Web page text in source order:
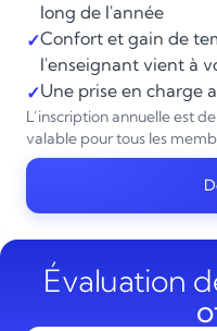
long de l'année
✓Confort et gain de
l'enseignant vient à
✓Une prise en charge
L’inscription annuelle est
valable pour tous les
Évaluation